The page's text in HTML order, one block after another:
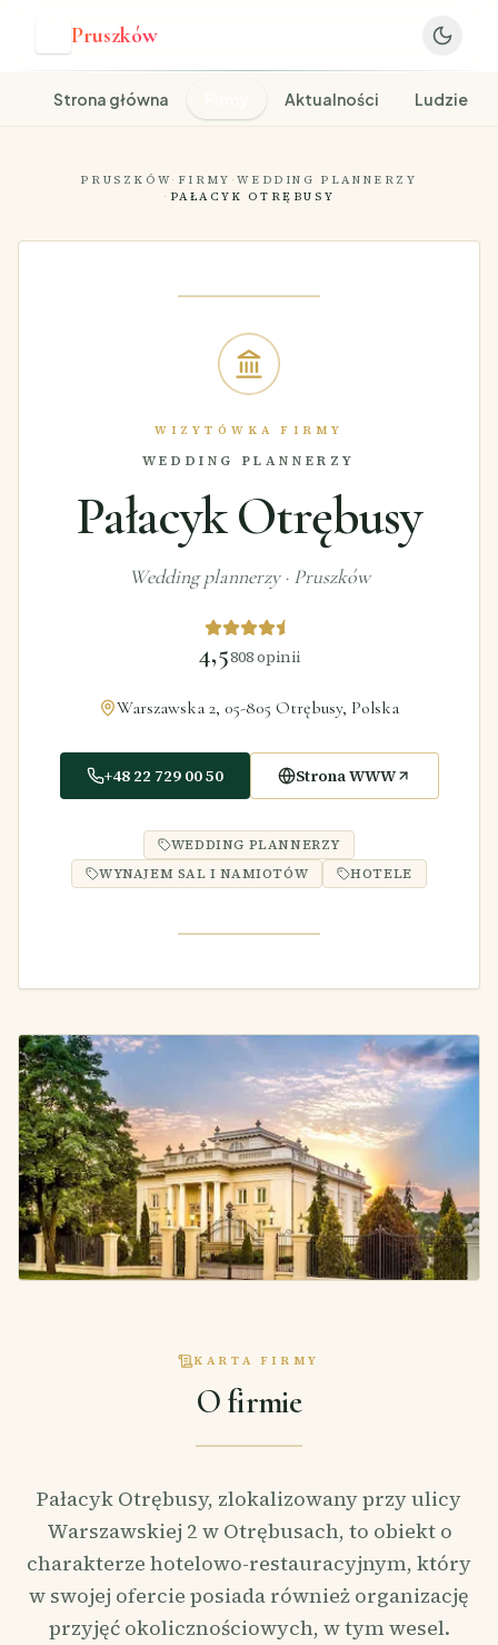
Pruszków
Strona główna Aktualności Ludzie
PRUSZKÓW· FIRMY ·WEDDING PLANNERZY
· PAŁACYK OTRĘBUSY
WIZYTÓWKA FIRMY
WEDDING PLANNERZY
Pałacyk Otrębusy
Wedding plannerzy· Pruszków
4,5808opinii
Warszawska 2, 05-805 Otrębusy, Polska
+48 22 729 00 50 Strona WWW
WEDDING PLANNERZY
WYNAJEM SAL I NAMIOTÓW
HOTELE
KARTA FIRMY
O firmie
Pałacyk Otrębusy, zlokalizowany przy ulicy
Warszawskiej 2 w Otrębusach, to obiekt o
charakterze hotelowo-restauracyjnym, który
w swojej ofercie posiada również organizację
przyjęć okolicznościowych, w tym wesel.